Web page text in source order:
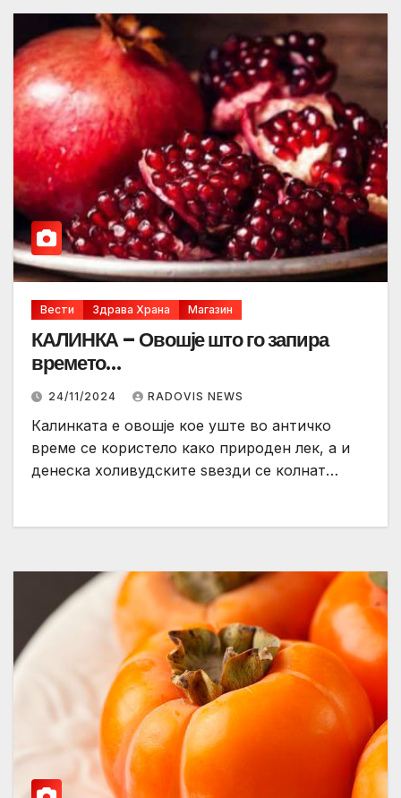
Вести Здрава Храна Магазин
КАЛИНКА – Овошје што го запира
времето…
24/11/2024 RADOVIS NEWS
Калинката е овошје кое уште во античко
време се користело како природен лек, а и
денеска холивудските ѕвезди се колнат…